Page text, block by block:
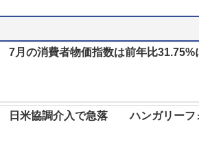
7月の消費者物価指数は前年比
日米協調介入で急落 ハンガリーフ